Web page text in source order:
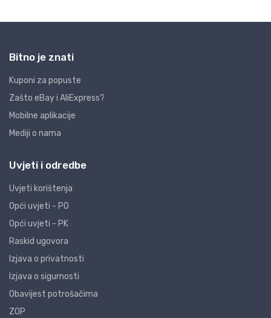
Bitno je znati
Kuponi za popuste
Zašto eBay i AliExpress?
Mobilne aplikacije
Mediji o nama
Uvjeti i odredbe
Uvjeti korištenja
Opći uvjeti - PO
Opći uvjeti - PK
Raskid ugovora
Izjava o privatnosti
Izjava o sigurnosti
Obavijest potrošačima
ZOP